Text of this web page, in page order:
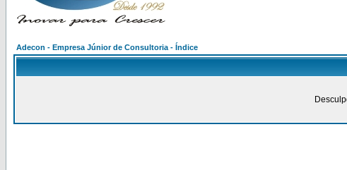
Adecon - Empresa Júnior de Consultoria - Índice